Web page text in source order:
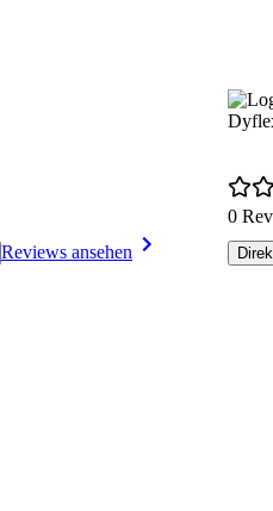
Reviews ansehen
0